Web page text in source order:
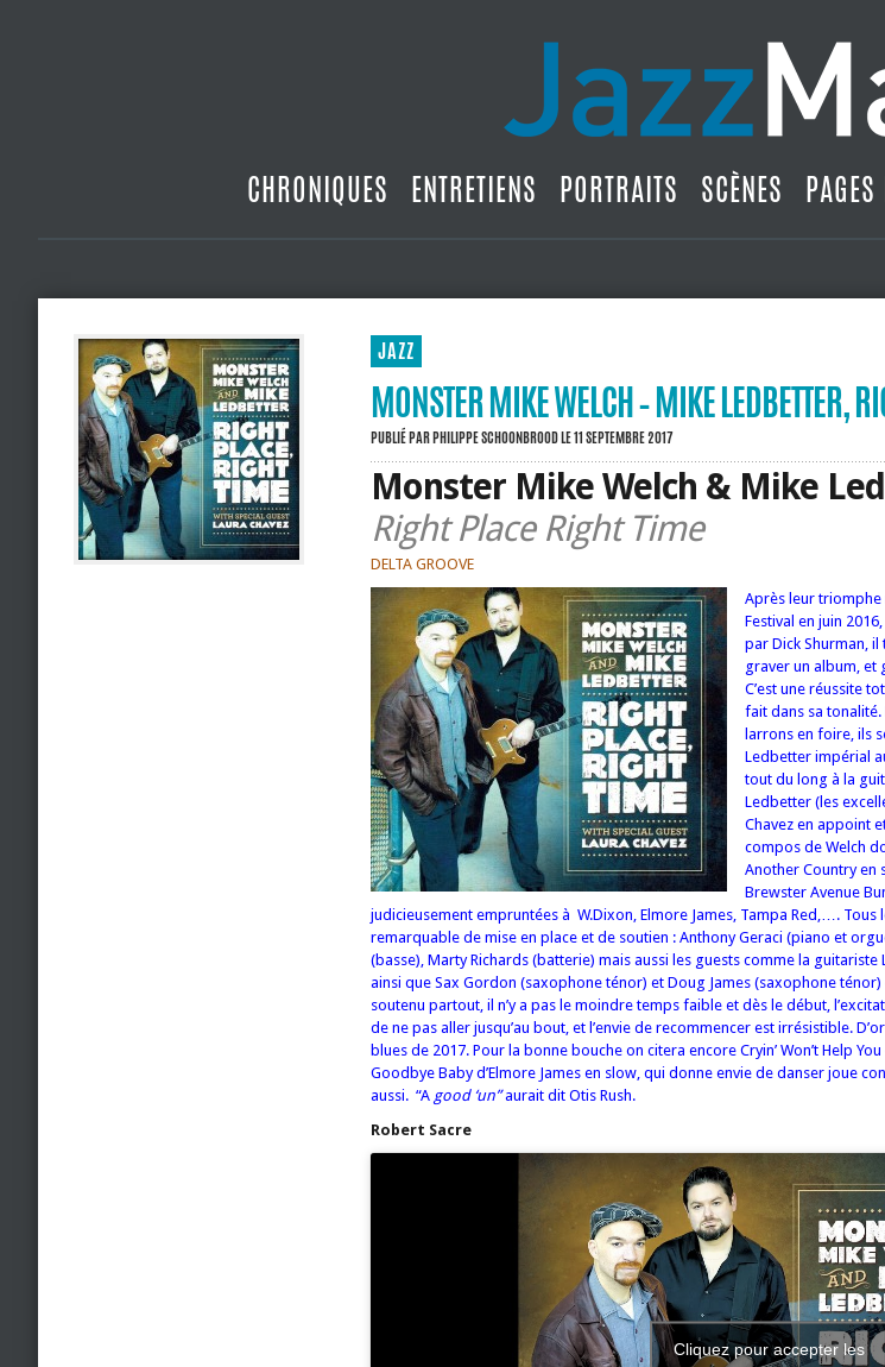
CHRONIQUES ENTRETIENS PORTRAITS SCÈNES
JAZZ
MONSTER MIKE WELCH – MIKE LEDBETTER,
PUBLIÉ PARPHILIPPE SCHOONBROODLE 11 SEPTEMBRE 2017
Monster Mike Welch & Mike
Right Place Right Time
DELTA GROOVE
Après leur triomphe
Festival en juin
par Dick Shurman,
graver un album, et
C’est une réussite
fait dans sa tonalité.
larrons en foire, ils
Ledbetter impérial
tout du long à la
Ledbetter (les
Chavez en appoint
compos de Welch
Another Country en
Brewster Avenue
judicieusement empruntées à W.Dixon, Elmore James, Tampa Red,…. Tous
remarquable de mise en place et de soutien : Anthony Geraci (piano et
(basse), Marty Richards (batterie) mais aussi les guests comme la
ainsi que Sax Gordon (saxophone ténor) et Doug James (saxophone
soutenu partout, il n’y a pas le moindre temps faible et dès le début,
de ne pas aller jusqu’au bout, et l’envie de recommencer est irrésistible.
blues de 2017. Pour la bonne bouche on citera encore Cryin’ Won’t Help
Goodbye Baby d’Elmore James en slow, qui donne envie de danser joue
aussi. “A good ‘un”aurait dit Otis Rush.
Robert Sacre
Cliquez pour accepter les